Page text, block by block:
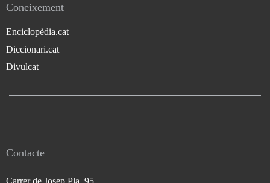
Coneixement
Enciclopèdia.cat
Diccionari.cat
Divulcat
Contacte